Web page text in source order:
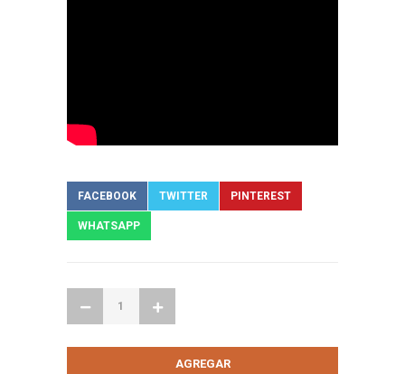
FACEBOOK TWITTER PINTEREST
WHATSAPP